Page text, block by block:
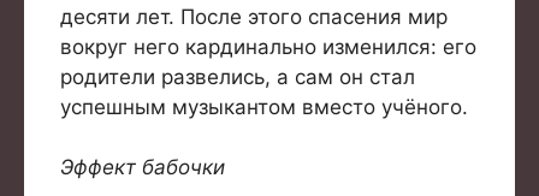
десяти лет. После этого спасения мир
вокруг него кардинально изменился: его
родители развелись, а сам он стал
успешным музыкантом вместо учёного.
Эффект бабочки